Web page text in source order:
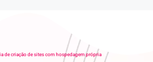
de criação de sites com hospedagem própria